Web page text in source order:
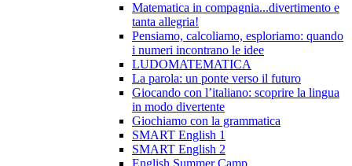
Matematica in compagnia...divertimento e
tanta allegria!
Pensiamo, calcoliamo, esploriamo: quando
i numeri incontrano le idee
LUDOMATEMATICA
La parola: un ponte verso il futuro
Giocando con l’italiano: scoprire la lingua
in modo divertente
Giochiamo con la grammatica
SMART English 1
SMART English 2